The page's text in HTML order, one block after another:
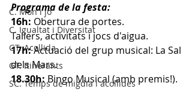
C. Mon i jo
C. Igualtat i Diversitat
GT. Acollida
GT. Itinerants
SC. Temps de migdia i acollides
Programa de la festa:
16h: Obertura de portes.
Tallers, activitats i jocs d'aigua.
17h: Actuació del grup musical: La Sal
dels Mars.
18.30h: Bingo Musical (amb premis!).